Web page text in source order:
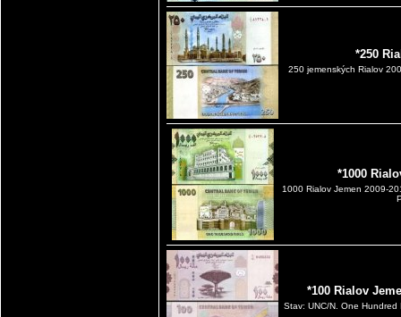
*250
250 jemenských Rialov
*1000
1000 Rialov Jemen 2009-
*100 Rialov
Stav: UNC/N. One